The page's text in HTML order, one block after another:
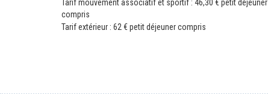
Tarif mouvement associatif et sportif : 46,30 € petit déjeuner
compris
Tarif extérieur : 62 € petit déjeuner compris